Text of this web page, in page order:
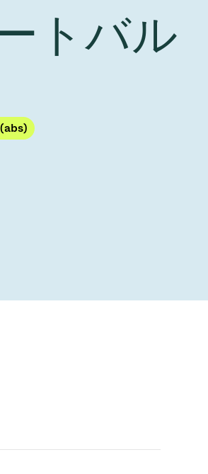
of Atonarp
announcement pursuant to Art. 53
トバル